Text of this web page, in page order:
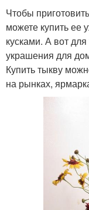
Чтобы
можете купить
кусками. А вот
украшения для
Купить тыкву
на рынках,